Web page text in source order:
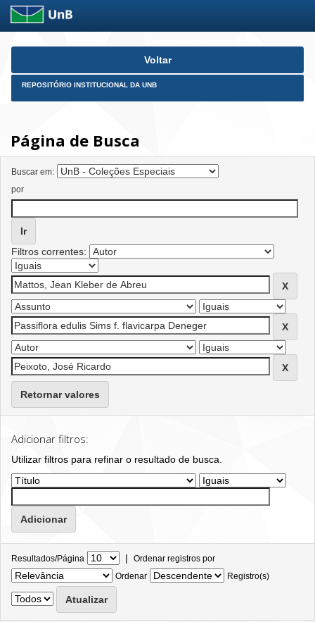
Skip
Voltar
REPOSITÓRIO INSTITUCIONAL DA UNB
Página de Busca
Buscar em:
por
Filtros correntes:
Retornar valores
Adicionar filtros:
Utilizar filtros para refinar o resultado de busca.
Resultados/Página | Ordenar registros por
Ordenar
Registro(s)